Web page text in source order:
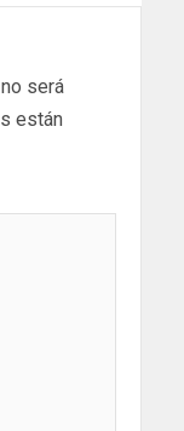
será
están